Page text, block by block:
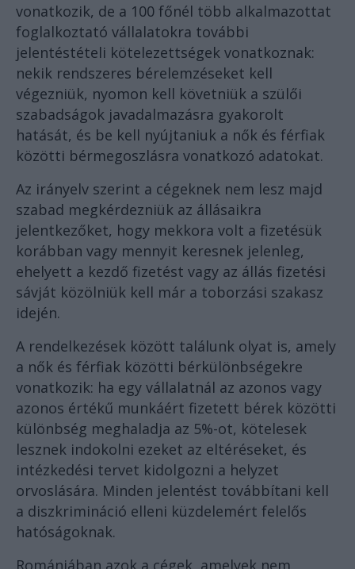
vonatkozik, de a 100 főnél több alkalmazottat
foglalkoztató vállalatokra további
jelentéstételi kötelezettségek vonatkoznak:
nekik rendszeres bérelemzéseket kell
végezniük, nyomon kell követniük a szülői
szabadságok javadalmazásra gyakorolt
hatását, és be kell nyújtaniuk a nők és férfiak
közötti bérmegoszlásra vonatkozó adatokat.
Az irányelv szerint a cégeknek nem lesz majd
szabad megkérdezniük az állásaikra
jelentkezőket, hogy mekkora volt a fizetésük
korábban vagy mennyit keresnek jelenleg,
ehelyett a kezdő fizetést vagy az állás fizetési
sávját közölniük kell már a toborzási szakasz
idején.
A rendelkezések között találunk olyat is, amely
a nők és férfiak közötti bérkülönbségekre
vonatkozik: ha egy vállalatnál az azonos vagy
azonos értékű munkáért fizetett bérek közötti
különbség meghaladja az 5%-ot, kötelesek
lesznek indokolni ezeket az eltéréseket, és
intézkedési tervet kidolgozni a helyzet
orvoslására. Minden jelentést továbbítani kell
a diszkrimináció elleni küzdelemért felelős
hatóságoknak.
Romániában azok a cégek, amelyek nem